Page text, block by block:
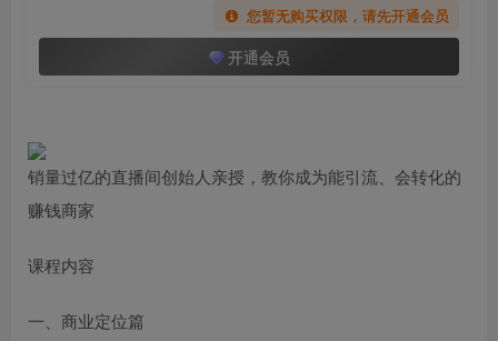
您暂无购买权限，请先开通会员
开通会员
销量过亿的直播间创始人亲授，教你成为能引流、会转化的
赚钱商家
课程内容
一、商业定位篇